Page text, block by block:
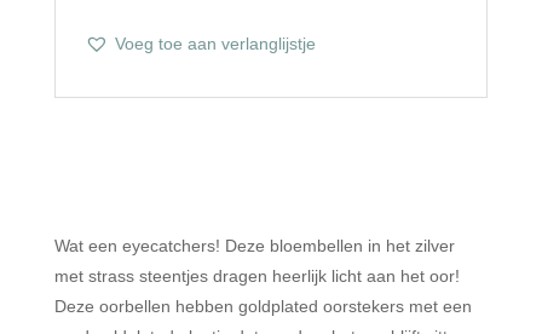
Voeg toe aan verlanglijstje
Wat een eyecatchers! Deze bloembellen in het zilver
met strass steentjes dragen heerlijk licht aan het oor!
Deze oorbellen hebben goldplated oorstekers met een